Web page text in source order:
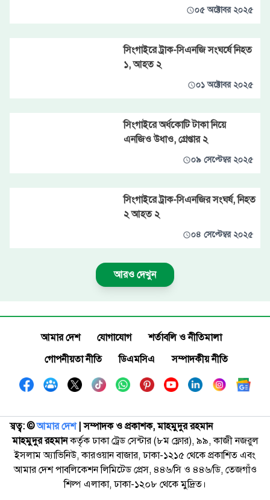
০৫ অক্টোবর ২০২৫
সিংগাইরে ট্রাক-সিএনজি সংঘর্ষে নিহত
১, আহত ২
০১ অক্টোবর ২০২৫
সিংগাইরে অর্ধকোটি টাকা নিয়ে
এনজিও উধাও, গ্রেপ্তার ২
০৯ সেপ্টেম্বর ২০২৫
সিংগাইরে ট্রাক-সিএনজির সংঘর্ষ, নিহত
২ আহত ২
০৪ সেপ্টেম্বর ২০২৫
আরও দেখুন
আমার দেশ যোগাযোগ
শর্তাবলি ও নীতিমালা
গোপনীয়তা নীতি
ডিএমসিএ সম্পাদকীয় নীতি
স্বত্ব: ©️আমার দেশ| সম্পাদক ও প্রকাশক, মাহমুদুর রহমান
মাহমুদুর রহমানকর্তৃক ঢাকা ট্রেড সেন্টার (৮ম ফ্লোর), ৯৯, কাজী নজরুল
ইসলাম অ্যাভিনিউ, কারওয়ান বাজার, ঢাকা-১২১৫ থেকে প্রকাশিত এবং
আমার দেশ পাবলিকেশন লিমিটেড প্রেস, ৪৪৬/সি ও ৪৪৬/ডি, তেজগাঁও
শিল্প এলাকা, ঢাকা-১২০৮ থেকে মুদ্রিত।